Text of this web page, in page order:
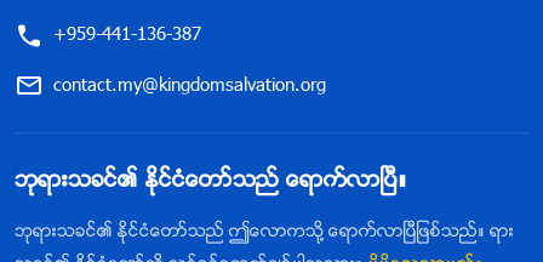
+959-441-136-387
contact.my@kingdomsalvation.org
ဘုရားသခင္၏ ႏိုင္ငံေတာ္သည္ ေရာက္လာၿပီ။
ဘုရားသခင္၏ ႏိုင္ငံေတာ္သည္ ဤေလာကသို႔ ေရာက္လာၿပီျဖစ္သည္။ ရား